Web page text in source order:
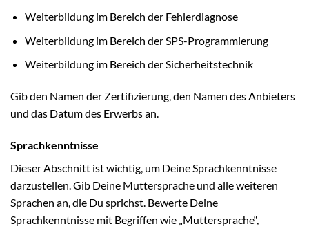
Weiterbildung im Bereich der Fehlerdiagnose
Weiterbildung im Bereich der SPS-Programmierung
Weiterbildung im Bereich der Sicherheitstechnik
Gib den Namen der Zertifizierung, den Namen des Anbieters
und das Datum des Erwerbs an.
Sprachkenntnisse
Dieser Abschnitt ist wichtig, um Deine Sprachkenntnisse
darzustellen. Gib Deine Muttersprache und alle weiteren
Sprachen an, die Du sprichst. Bewerte Deine
Sprachkenntnisse mit Begriffen wie „Muttersprache“,